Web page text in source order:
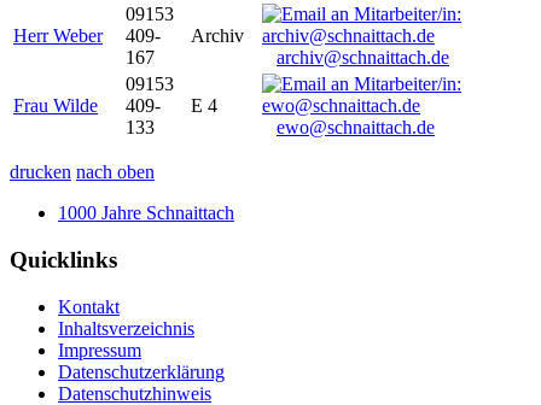
Herr Weber
09153
409-
167
Archiv
archiv@schnaittach.de
Frau Wilde
09153
409-
133
E 4
ewo@schnaittach.de
drucken nach oben
1000 Jahre Schnaittach
Quicklinks
Kontakt
Inhaltsverzeichnis
Impressum
Datenschutzerklärung
Datenschutzhinweis